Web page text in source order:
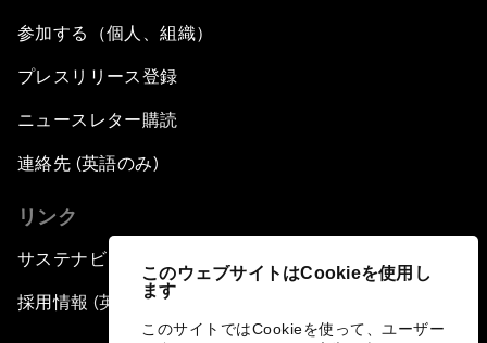
このウェブサイトはCookieを使用し
ます
このサイトではCookieを使って、ユーザー
参加する（個人、組織）
プレスリリース登録
ニュースレター購読
連絡先 (英語のみ)
リンク
サステナビリティへの取り組み
採用情報 (英語のみ)